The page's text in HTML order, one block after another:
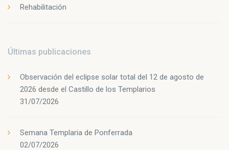
Rehabilitación
Últimas publicaciones
Observación del eclipse solar total del 12 de agosto de
2026 desde el Castillo de los Templarios
31/07/2026
Semana Templaria de Ponferrada
02/07/2026